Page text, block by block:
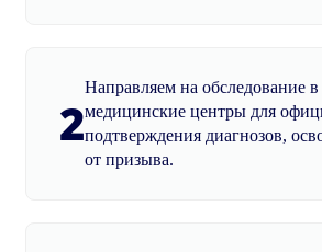
2
Направляем на обследование
медицинские центры для
подтверждения диагнозов,
от призыва.